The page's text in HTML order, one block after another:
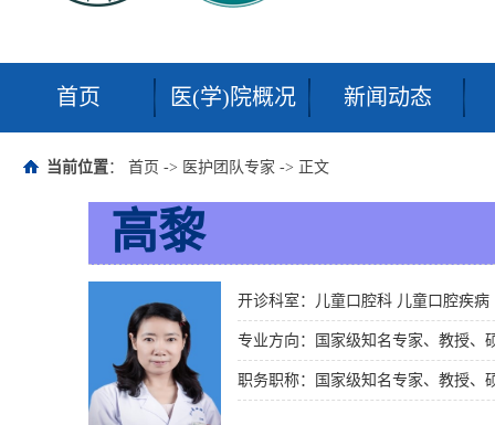
首页 医(学)院概况 新闻动态
当前位置： 首页 -> 医护团队专家 -> 正文
高黎
开诊科室：儿童口腔科 儿童口腔疾病
专业方向：国家级知名专家、教授、